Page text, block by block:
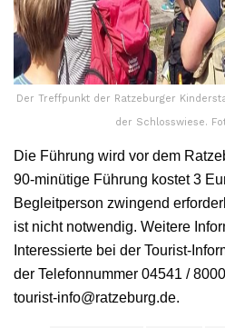
Der Treffpunkt der Ratzeburger
der Schlosswiese.
Die Führung wird vor dem
90-minütige Führung kostet 3
Begleitperson zwingend
ist nicht notwendig. Weitere
Interessierte bei der Tourist-
der Telefonnummer 04541 /
tourist-info@ratzeburg.de.